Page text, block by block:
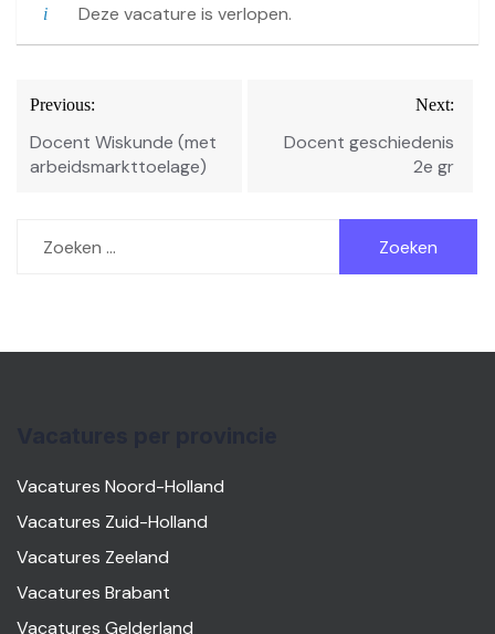
Deze vacature is verlopen.
Bericht
navigatie
Previous:
Docent Wiskunde (met
arbeidsmarkttoelage)
Next:
Docent geschiedenis
2e gr
naar:
Vacatures Noord-Holland
Vacatures Zuid-Holland
Vacatures Zeeland
Vacatures Brabant
Vacatures Gelderland